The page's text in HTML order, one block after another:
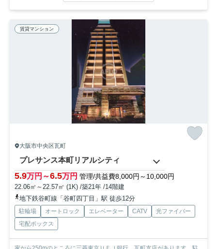
賃貸マンション
大阪市中央区瓦町
プレサンス本町リアルシティ
5.9万円～6.5万円 管理/共益費8,000円～10,000円
22.06㎡～22.57㎡ (1K) /築21年 /14階建
地下鉄谷町線「谷町四丁目」駅 徒歩12分
駐輪場 オートロック エレベーター CATV
光ファイバー
宅配ボックス